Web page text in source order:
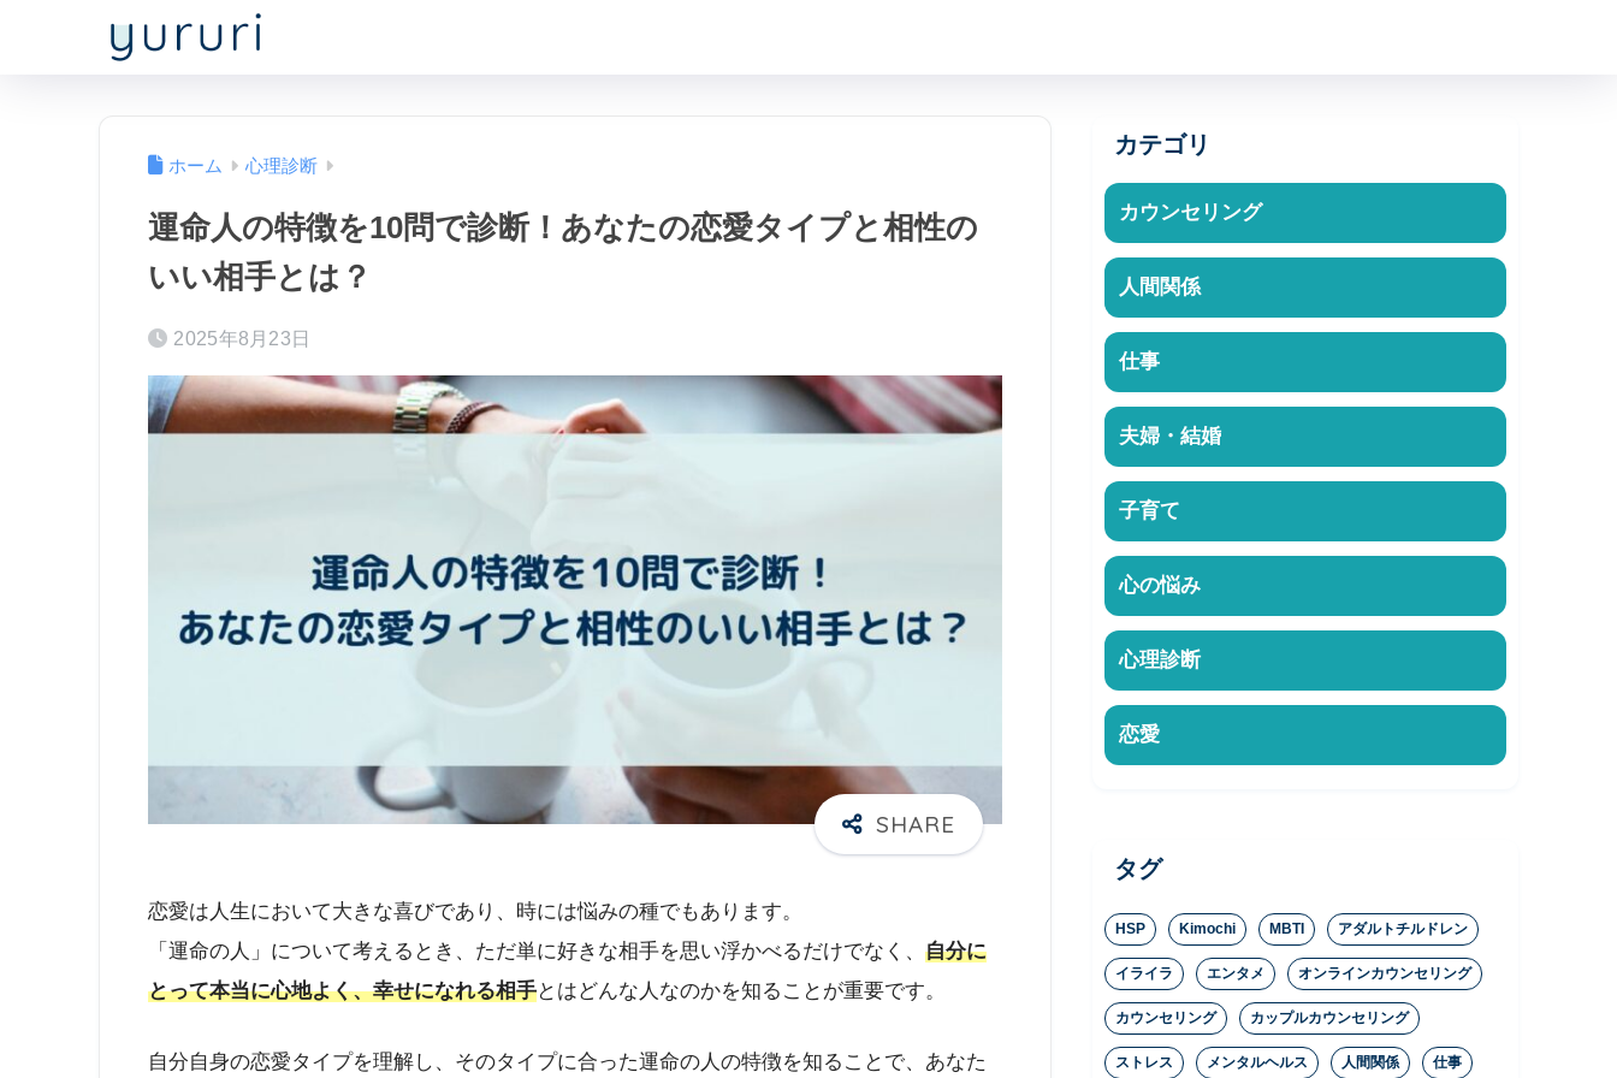
ホーム 心理診断
運命人の特徴を10問で診断！あなたの恋愛タイプと相性の
いい相手とは？
2025年8月23日
恋愛は人生において大きな喜びであり、時には悩みの種でもあります。
「運命の人」について考えるとき、ただ単に好きな相手を思い浮かべるだけでなく、 自分に
とって本当に心地よく、幸せになれる相手とはどんな人なのかを知ることが重要です。
自分自身の恋愛タイプを理解し、そのタイプに合った運命の人の特徴を知ることで、あなた
カテゴリ
カウンセリング
人間関係
仕事
夫婦・結婚
子育て
心の悩み
心理診断
恋愛
タグ
HSP Kimochi MBTI アダルトチルドレン
イライラ エンタメ オンラインカウンセリング
カウンセリング カップルカウンセリング
ストレス メンタルヘルス 人間関係 仕事